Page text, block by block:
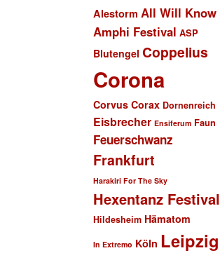
Alestorm All Will Know
Amphi Festival ASP
Blutengel Coppelius
Corona
Corvus Corax Dornenreich
Eisbrecher Ensiferum Faun
Feuerschwanz
Frankfurt
Harakiri For The Sky
Hexentanz Festival
Hildesheim Hämatom
In Extremo Köln Leipzig